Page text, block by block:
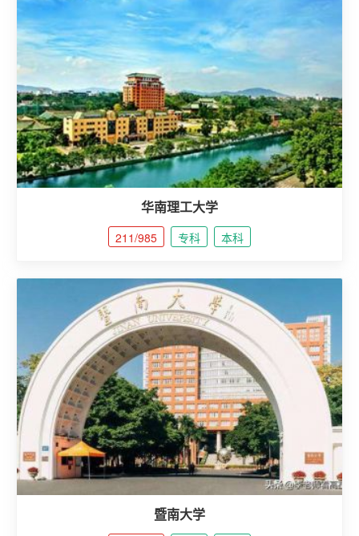
华南理工大学
211/985 专科 本科
暨南大学